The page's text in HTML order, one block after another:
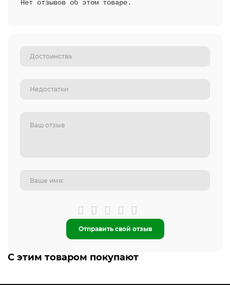
Нет отзывов об этом товаре.
Отправить свой отзыв
С этим товаром покупают